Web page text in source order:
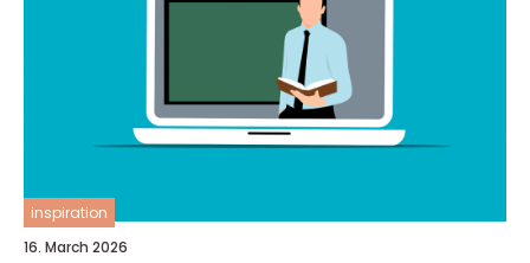
inspiration
16. March 2026